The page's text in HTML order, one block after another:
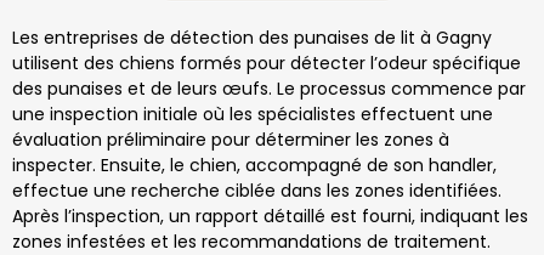
Les entreprises de détection des punaises de lit à Gagny
utilisent des chiens formés pour détecter l’odeur spécifique
des punaises et de leurs œufs. Le processus commence par
une inspection initiale où les spécialistes effectuent une
évaluation préliminaire pour déterminer les zones à
inspecter. Ensuite, le chien, accompagné de son handler,
effectue une recherche ciblée dans les zones identifiées.
Après l’inspection, un rapport détaillé est fourni, indiquant les
zones infestées et les recommandations de traitement.